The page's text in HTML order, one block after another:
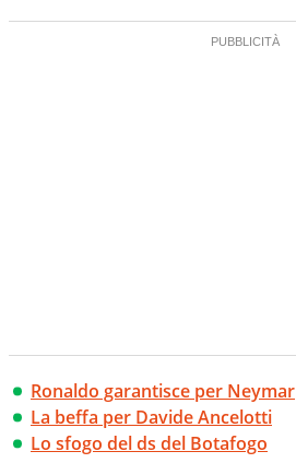
Ronaldo garantisce per Neymar
La beffa per Davide Ancelotti
Lo sfogo del ds del Botafogo